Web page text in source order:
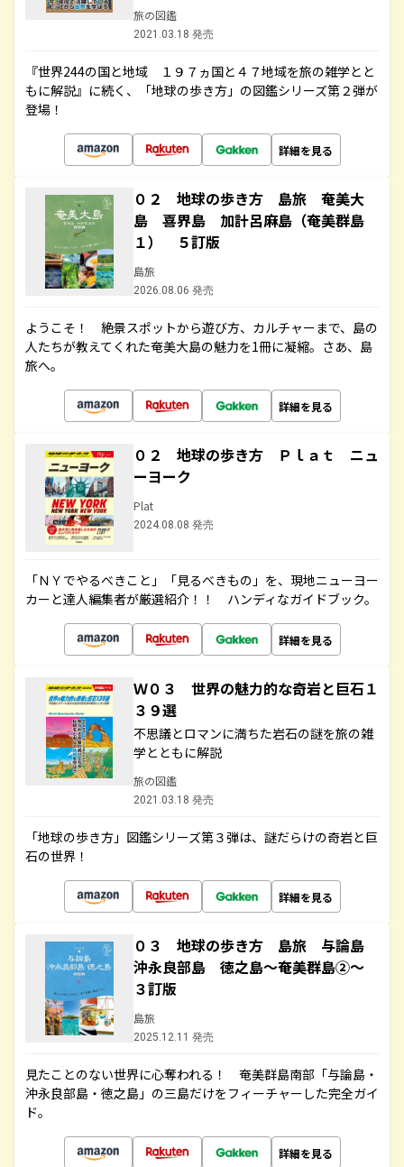
旅の図鑑
2021.03.18 発売
『世界244の国と地域 １９７ヵ国と４７地域を旅の雑学とと
もに解説』に続く、「地球の歩き方」の図鑑シリーズ第２弾が
登場！
詳細を見る
０２ 地球の歩き方 島旅 奄美大
島 喜界島 加計呂麻島（奄美群島
１） ５訂版
島旅
2026.08.06 発売
ようこそ！ 絶景スポットから遊び方、カルチャーまで、島の
人たちが教えてくれた奄美大島の魅力を1冊に凝縮。さあ、島
旅へ。
詳細を見る
０２ 地球の歩き方 Ｐｌａｔ ニュ
ーヨーク
Plat
2024.08.08 発売
「ＮＹでやるべきこと」「見るべきもの」を、現地ニューヨー
カーと達人編集者が厳選紹介！！ ハンディなガイドブック。
詳細を見る
Ｗ０３ 世界の魅力的な奇岩と巨石１
３９選
不思議とロマンに満ちた岩石の謎を旅の雑
学とともに解説
旅の図鑑
2021.03.18 発売
「地球の歩き方」図鑑シリーズ第３弾は、謎だらけの奇岩と巨
石の世界！
詳細を見る
０３ 地球の歩き方 島旅 与論島
沖永良部島 徳之島～奄美群島②～
３訂版
島旅
2025.12.11 発売
見たことのない世界に心奪われる！ 奄美群島南部「与論島・
沖永良部島・徳之島」の三島だけをフィーチャーした完全ガイ
ド。
詳細を見る